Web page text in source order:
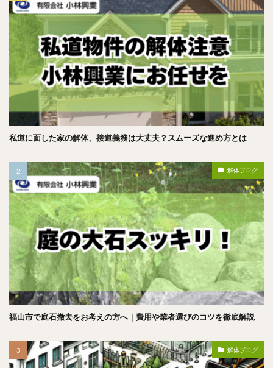
私道に面した家の解体、接道義務は大丈夫？スムーズな進め方とは
解体ブログ
福山市で庭石撤去をお考えの方へ｜費用や業者選びのコツを徹底解説
解体ブログ